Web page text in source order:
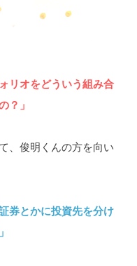
リオをどういう組み合
？」
、俊明くんの方を向い
券とかに投資先を分け